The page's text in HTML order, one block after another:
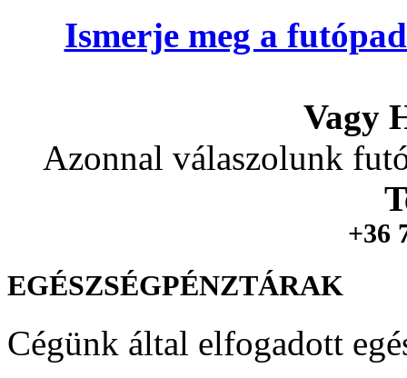
Ismerje meg a
Vagy
Azonnal válaszolunk
+36
EGÉSZSÉGPÉNZTÁRAK
Cégünk által elfogadott